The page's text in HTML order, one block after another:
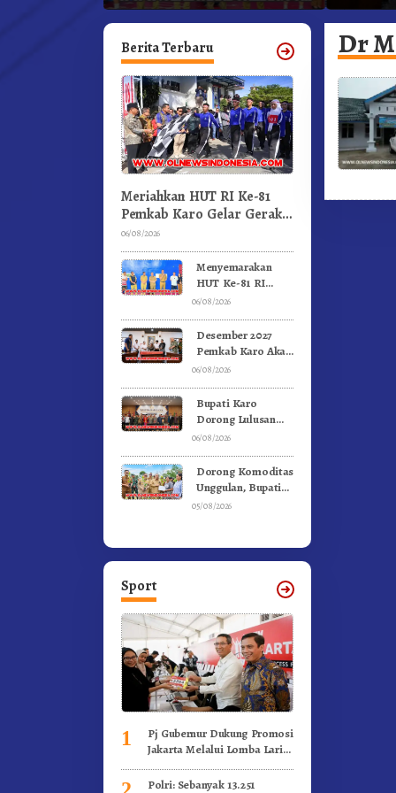
Pertandingan Olahraga
GBKP
Berita Terbaru
Meriahkan HUT RI Ke-81
Pemkab Karo Gelar Gerak
Jalan Kemerdekaan.!
06/08/2026
Menyemarakan
HUT Ke-81 RI
Pemkab Karo
Olahraga
06/08/2026
Desember 2027
Pemkab Karo Akan
Serahkan Aset
Ke Moderamen
GBKP
06/08/2026
Bupati Karo
Dorong Lulusan
Universitas Quality
Generasi Inovatif
dan Berintegritas
06/08/2026
Dorong Komoditas
Unggulan, Bupati
Karo Serahkan 1,2
05/08/2026
Sport
1
Pj Gubernur Dukung Promosi
Jakarta Melalui Lomba Lari
Polri: Sebanyak 13.251
Dr